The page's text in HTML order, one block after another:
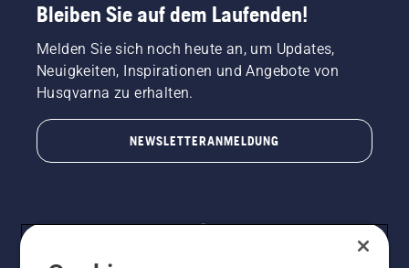
Bleiben Sie auf dem Laufenden!
Melden Sie sich noch heute an, um Updates,
Neuigkeiten, Inspirationen und Angebote von
Husqvarna zu erhalten.
NEWSLETTERANMELDUNG